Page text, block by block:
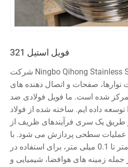
فویل استیل 321
شرکت Ningbo Qihong Stainless Steel Co., Ltd. سالهاست
صفحات و اتصال دهنده های
شده است. ما فویل فولادی ضد
را توسعه داده ایم. ساخته شده از فولاد
آستنیتی 321، از طریق یک سری فرآیندهای ظریف از
عملیات سطحی پردازش می شود. با
ضخامت بین 0.01 میلی متر تا 0.1 میلی متر، برای استفاده در
جمله زمینه های هوافضا، شیمیایی و